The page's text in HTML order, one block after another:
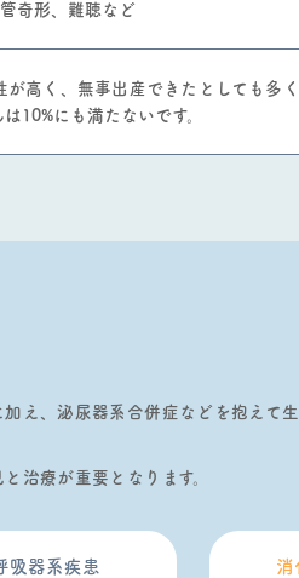
奇形、難聴など
高く、無事出産できたとしても多
10%にも満たないです。
え、泌尿器系合併症などを抱えて
治療が重要となります。
吸器系疾患 消